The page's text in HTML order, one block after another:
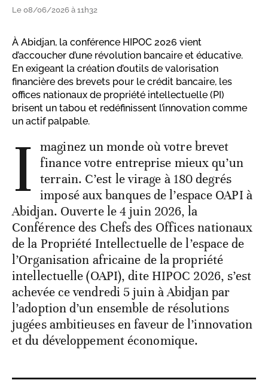
Le 08/06/2026 à 11h32
À Abidjan, la conférence HIPOC 2026 vient
d’accoucher d’une révolution bancaire et éducative.
En exigeant la création d’outils de valorisation
financière des brevets pour le crédit bancaire, les
offices nationaux de propriété intellectuelle (PI)
brisent un tabou et redéfinissent l’innovation comme
un actif palpable.
I maginez un monde où votre brevet
finance votre entreprise mieux qu’un
terrain. C’est le virage à 180 degrés
imposé aux banques de l’espace OAPI à
Abidjan. Ouverte le 4 juin 2026, la
Conférence des Chefs des Offices nationaux
de la Propriété Intellectuelle de l’espace de
l’Organisation africaine de la propriété
intellectuelle (OAPI), dite HIPOC 2026, s’est
achevée ce vendredi 5 juin à Abidjan par
l’adoption d’un ensemble de résolutions
jugées ambitieuses en faveur de l’innovation
et du développement économique.